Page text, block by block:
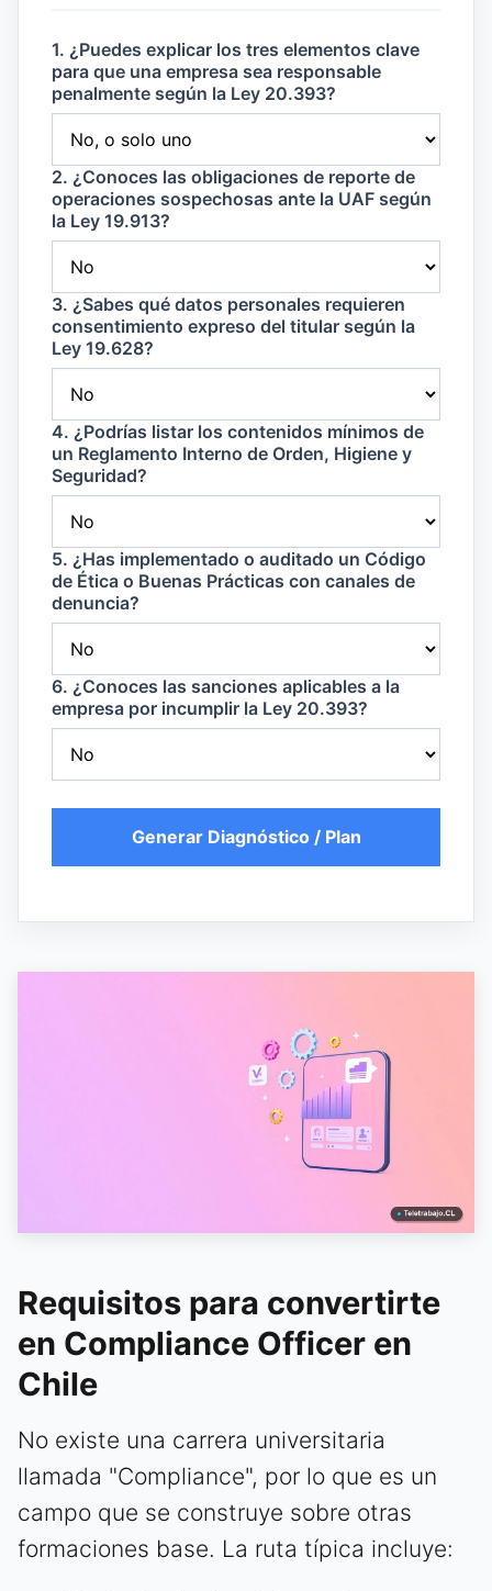
1. ¿Puedes explicar los tres elementos clave
para que una empresa sea responsable
penalmente según la Ley 20.393?
2. ¿Conoces las obligaciones de reporte de
operaciones sospechosas ante la UAF según
la Ley 19.913?
3. ¿Sabes qué datos personales requieren
consentimiento expreso del titular según la
Ley 19.628?
4. ¿Podrías listar los contenidos mínimos de
un Reglamento Interno de Orden, Higiene y
Seguridad?
5. ¿Has implementado o auditado un Código
de Ética o Buenas Prácticas con canales de
denuncia?
6. ¿Conoces las sanciones aplicables a la
empresa por incumplir la Ley 20.393?
Generar Diagnóstico / Plan
Requisitos para convertirte
en Compliance Officer en
Chile
No existe una carrera universitaria
llamada "Compliance", por lo que es un
campo que se construye sobre otras
formaciones base. La ruta típica incluye: